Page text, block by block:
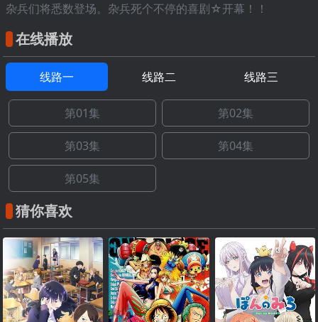
杂兵们将悉数登场。杂兵死个不停的喜剧☆开幕！！
在线播放
线路一 线路二 线路三
第01集 第02集
第03集 第04集
第05集
猜你喜欢